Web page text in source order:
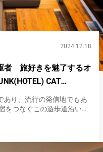
2024.12.18
者 旅好きを魅了するオ
CAT
あり、流行の発信地でもあ
をつなぐこの遊歩道沿い
CA…